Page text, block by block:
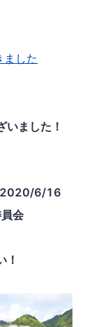
ました
いました！
2020/6/16
会